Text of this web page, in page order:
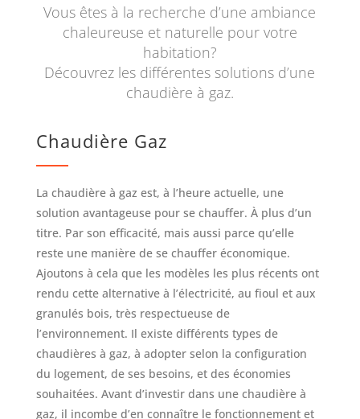
Vous êtes à la recherche d’une ambiance
chaleureuse et naturelle pour votre
habitation?
Découvrez les différentes solutions d’une
chaudière à gaz.
Chaudière Gaz
La chaudière à gaz est, à l’heure actuelle, une
solution avantageuse pour se chauffer. À plus d’un
titre. Par son efficacité, mais aussi parce qu’elle
reste une manière de se chauffer économique.
Ajoutons à cela que les modèles les plus récents ont
rendu cette alternative à l’électricité, au fioul et aux
granulés bois, très respectueuse de
l’environnement. Il existe différents types de
chaudières à gaz, à adopter selon la configuration
du logement, de ses besoins, et des économies
souhaitées. Avant d’investir dans une chaudière à
gaz, il incombe d’en connaître le fonctionnement et